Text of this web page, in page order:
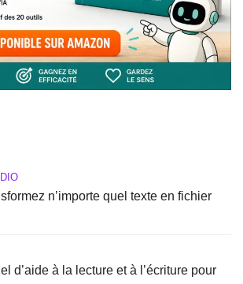
n’importe quel texte en fichier
d’aide à la lecture et à l’écriture pour